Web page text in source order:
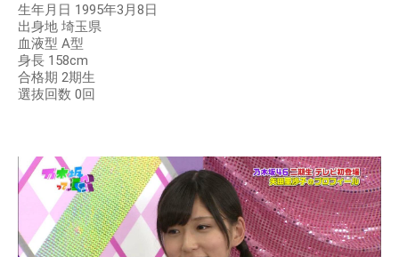
生年月日 1995年3月8日
出身地 埼玉県
血液型 A型
身長 158cm
合格期 2期生
選抜回数 0回